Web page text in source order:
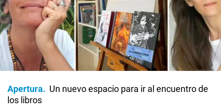
Apertura
Un nuevo espacio para ir al encuentro de
los libros